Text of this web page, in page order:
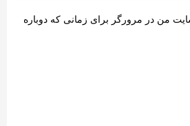
من در مرورگر برای زمانی که دوباره